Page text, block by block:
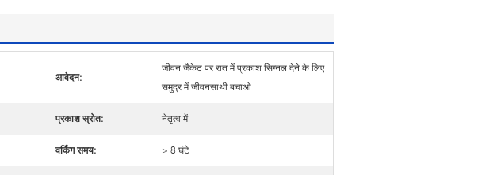
आवेदन:
जीवन जैकेट पर रात में प्रकाश सिग्नल देने के लिए
समुद्र में जीवनसाथी बचाओ
प्रकाश स्रोत: नेतृत्व में
वर्किंग समय: > 8 घंटे